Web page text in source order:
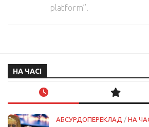
platform”.
НА ЧАСІ
АБСУРДОПЕРЕКЛАД / НА